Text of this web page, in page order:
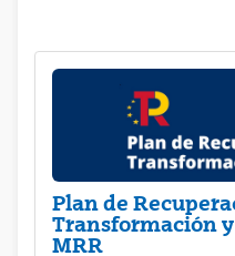
Plan de
Transformación
MRR